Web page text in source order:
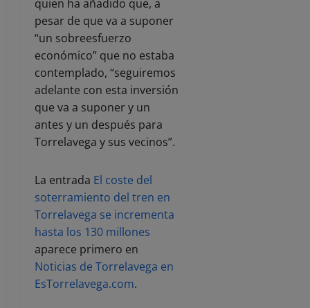
quien ha añadido que, a
pesar de que va a suponer
“un sobreesfuerzo
económico” que no estaba
contemplado, “seguiremos
adelante con esta inversión
que va a suponer y un
antes y un después para
Torrelavega y sus vecinos”.
La entrada El coste del
soterramiento del tren en
Torrelavega se incrementa
hasta los 130 millones
aparece primero en
Noticias de Torrelavega en
EsTorrelavega.com.